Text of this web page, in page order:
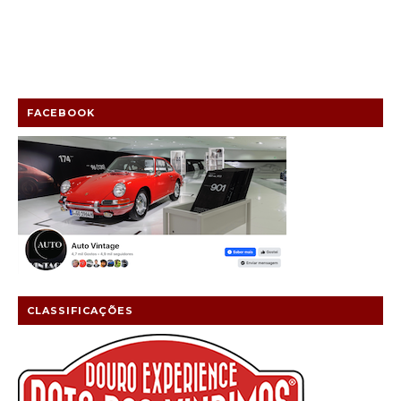
FACEBOOK
CLASSIFICAÇÕES